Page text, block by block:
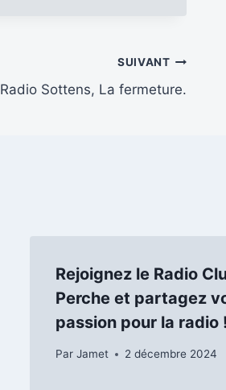
SUIVANT
Radio Sottens, La fermeture.
Rejoignez le Radio
Perche et partagez
passion pour la radio !
Par Jamet 2 décembre 2024